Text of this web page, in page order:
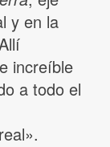
y en la
increíble
a todo el